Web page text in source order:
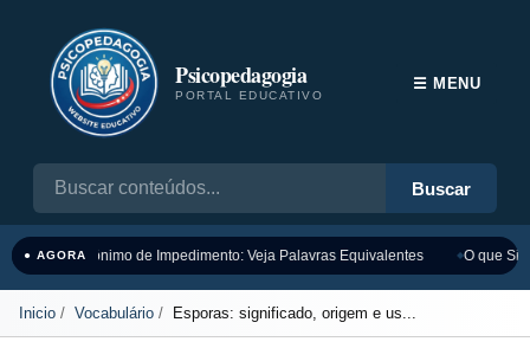
Psicopedagogia
PORTAL EDUCATIVO
Buscar
☰ MENU
● AGORASinônimo de Impedimento: Veja Palavras Equivalentes O que
Inicio Vocabulário Esporas: significado, origem e us...